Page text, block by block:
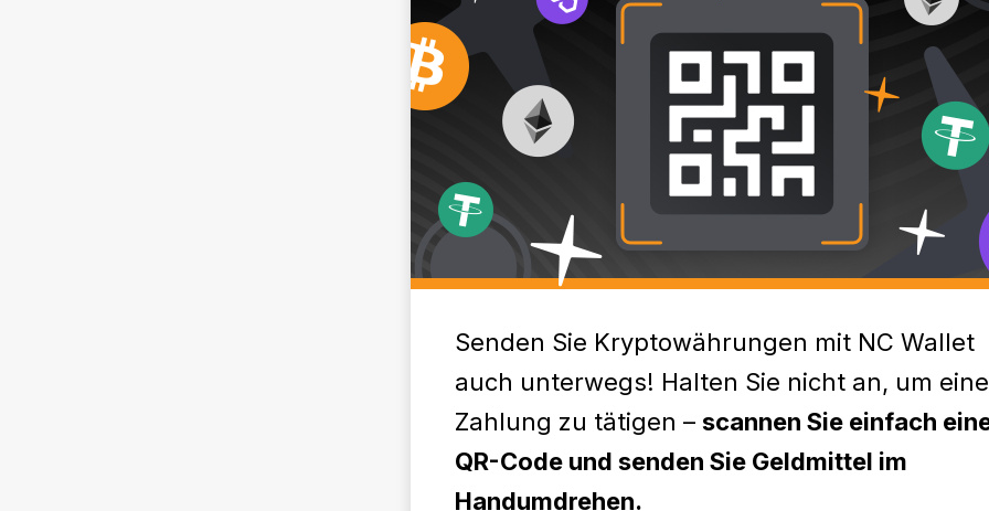
Senden Sie Kryptowährungen mit NC Wallet
auch unterwegs! Halten Sie nicht an, um eine
Zahlung zu tätigen – scannen Sie einfach
QR-Code und senden Sie Geldmittel im
Handumdrehen.